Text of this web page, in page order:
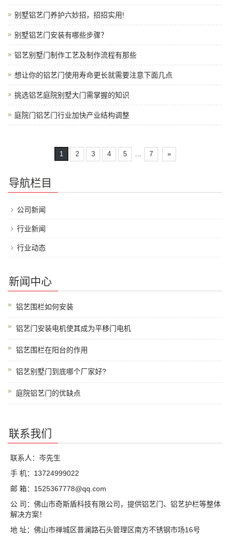
别墅铝艺门养护六妙招，招招实用!
别墅铝艺门安装有哪些步骤？
铝艺别墅门制作工艺及制作流程有那些
想让你的铝艺门使用寿命更长就需要注意下面几点
挑选铝艺庭院别墅大门需掌握的知识
庭院门铝艺门行业加快产业结构调整
1 2 3 4 5 7 »
导航栏目
公司新闻
行业新闻
行业动态
新闻中心
铝艺围栏如何安装
铝艺门安装电机使其成为平移门电机
铝艺围栏在阳台的作用
铝艺别墅门到底哪个厂家好?
庭院铝艺门的优缺点
联系我们
联系人：岑先生
手 机：13724999022
邮 箱：1525367778@qq.com
公 司：佛山市奇斯盾科技有限公司，提供铝艺门、铝艺护栏等整体
解决方案！
地 址：佛山市禅城区普澜路石头管理区南方不锈钢市场16号